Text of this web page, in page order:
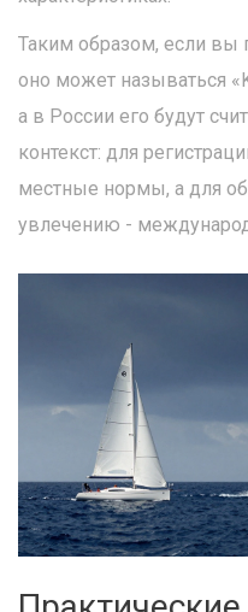
Таким образом, если вы
оно может называться
а в России его будут
контекст: для
местные нормы, а для
увлечению -